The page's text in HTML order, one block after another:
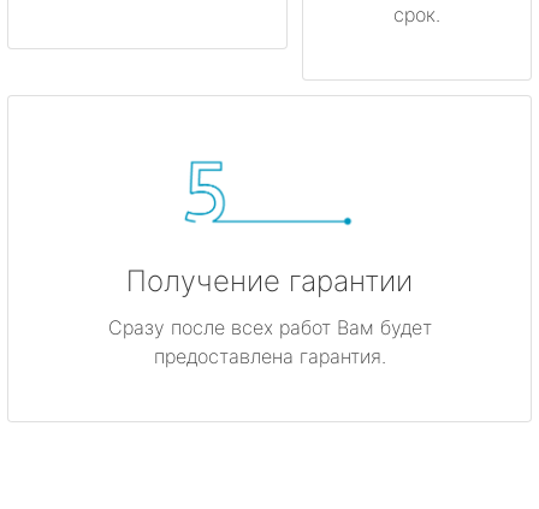
срок.
Получение гарантии
Сразу после всех работ Вам будет
предоставлена гарантия.